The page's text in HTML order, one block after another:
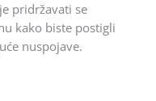
pridržavati se
kako biste postigli
nuspojave.